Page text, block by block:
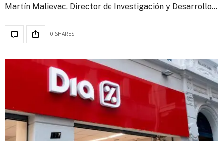
Martín Malievac, Director de Investigación y Desarrollo…
0 SHARES